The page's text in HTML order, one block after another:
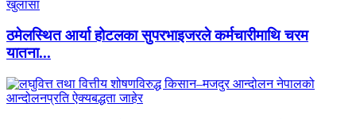
ठमेलस्थित आर्या होटलका सुपरभाइजरले कर्मचारीमाथि चरम
यातना...